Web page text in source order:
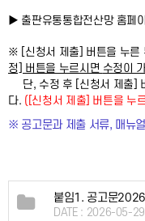
▶ 출판유통통합전산망 홈페
※ [신청서 제출] 버튼을 누른
정] 버튼을 누르시면 수정이
단, 수정 후 [신청서 제출]
다. ([신청서 제출] 버튼을 누
※ 공고문과 제출 서류, 매뉴
붙임1. 공고문
DATE : 2026-05-